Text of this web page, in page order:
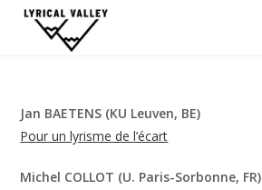
Jan BAETENS (KU Leuven, BE)
Pour un lyrisme de l’écart
Michel COLLOT (U. Paris-Sorbonne, FR)